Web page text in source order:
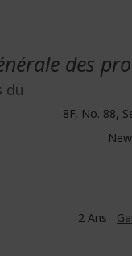
des
du
8F, No. 88,
2 Ans